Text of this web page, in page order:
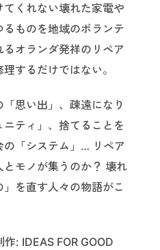
くれない壊れた家電や
ものを地域のボランテ
オランダ発祥のリペア
するだけではない。
思い出」、疎遠になり
ティ」、捨てることを
「システム」… リペア
モノが集うのか？ 壊れ
を直す人々の物語がこ
: IDEAS FOR GOOD